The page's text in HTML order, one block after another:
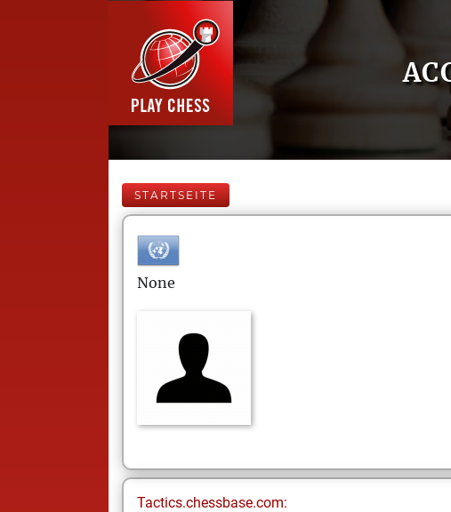
STARTSEITE
None
Tactics.chessbase.com: